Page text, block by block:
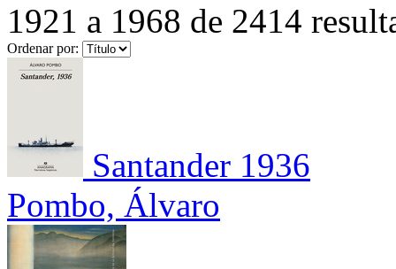
1921 a 1968 de 2414
Ordenar por:
Santander 1936
Pombo, Álvaro